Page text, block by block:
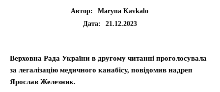
Автор:
Maryna Kavkalo
Дата:
21.12.2023
Верховна Рада України в другому читанні проголосувала
за легалізацію медичного канабісу, повідомив надреп
Ярослав Железняк.